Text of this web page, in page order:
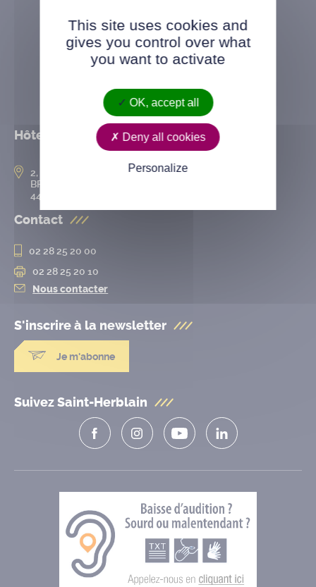
Hôtel de ville
2, rue de l’Hôtel-de-Ville
BP 50167
44802 Saint-Herblain cedex
Contact
02 28 25 20 00
02 28 25 20 10
Nous contacter
S'inscrire à la newsletter
Je m'abonne
Suivez Saint-Herblain
This site uses cookies and
gives you control over what
you want to activate
OK, accept all
Deny all cookies
Personalize